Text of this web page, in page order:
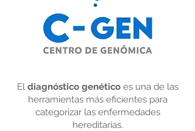
El diagnóstico genéticoes una de las
herramientas más eficientes para
categorizar las enfermedades
hereditarias.